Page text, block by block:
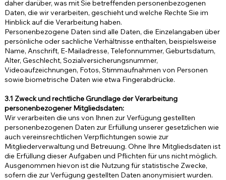
daher darüber, was mit Sie betreffenden personenbezogenen
Daten, die wir verarbeiten, geschieht und welche Rechte Sie im
Hinblick auf die Verarbeitung haben.
Personenbezogene Daten sind alle Daten, die Einzelangaben über
persönliche oder sachliche Verhältnisse enthalten, beispielsweise
Name, Anschrift, E-Mailadresse, Telefonnummer, Geburtsdatum,
Alter, Geschlecht, Sozialversicherungsnummer,
Videoaufzeichnungen, Fotos, Stimmaufnahmen von Personen
sowie biometrische Daten wie etwa Fingerabdrücke.
3.1 Zweck und rechtliche Grundlage der Verarbeitung
personenbezogener Mitgliedsdaten:
Wir verarbeiten die uns von Ihnen zur Verfügung gestellten
personenbezogenen Daten zur Erfüllung unserer gesetzlichen wie
auch vereinsrechtlichen Verpflichtungen sowie zur
Mitgliederverwaltung und Betreuung. Ohne Ihre Mitgliedsdaten ist
die Erfüllung dieser Aufgaben und Pflichten für uns nicht möglich.
Ausgenommen hievon ist die Nutzung für statistische Zwecke,
sofern die zur Verfügung gestellten Daten anonymisiert wurden.